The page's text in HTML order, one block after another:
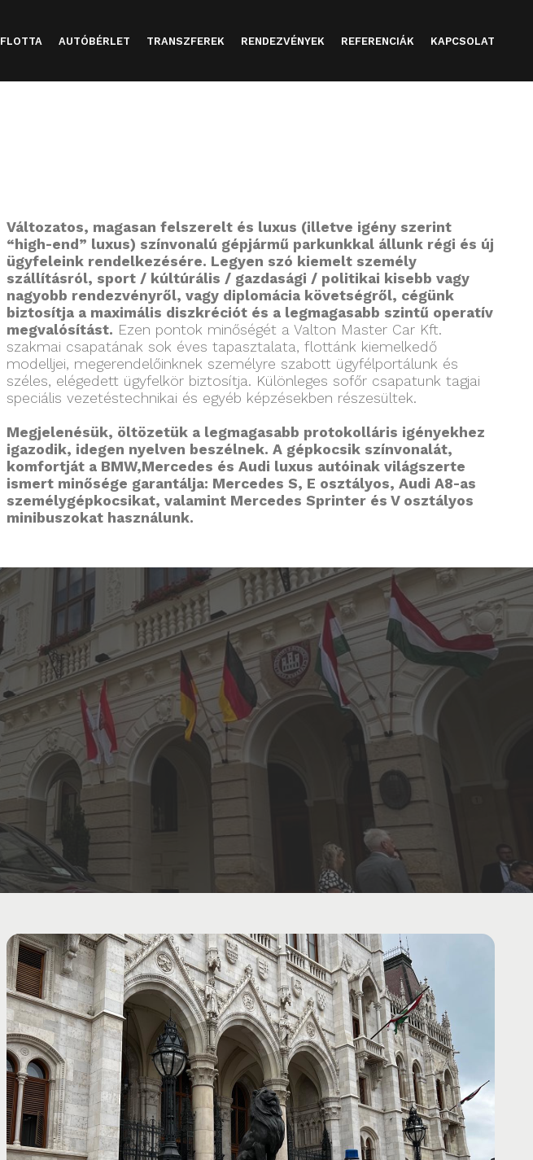
FLOTTA AUTÓBÉRLET TRANSZFEREK RENDEZVÉNYEK REFERENCIÁK KAPCSOLAT
Változatos, magasan felszerelt és luxus (illetve igény szerint
“high-end” luxus) színvonalú gépjármű parkunkkal állunk régi és új
ügyfeleink rendelkezésére. Legyen szó kiemelt személy
szállításról, sport / kúltúrális / gazdasági / politikai kisebb vagy
nagyobb rendezvényről, vagy diplomácia követségről, cégünk
biztosítja a maximális diszkréciót és a legmagasabb szintű operatív
megvalósítást. Ezen pontok minőségét a Valton Master Car Kft.
szakmai csapatának sok éves tapasztalata, flottánk kiemelkedő
modelljei, megerendelőinknek személyre szabott ügyfélportálunk és
széles, elégedett ügyfelkör biztosítja. Különleges sofőr csapatunk tagjai
speciális vezetéstechnikai és egyéb képzésekben részesültek.
Megjelenésük, öltözetük a legmagasabb protokolláris igényekhez
igazodik, idegen nyelven beszélnek. A gépkocsik színvonalát,
komfortját a BMW,Mercedes és Audi luxus autóinak világszerte
ismert minősége garantálja: Mercedes S, E osztályos, Audi A8-as
személygépkocsikat, valamint Mercedes Sprinter és V osztályos
minibuszokat használunk.